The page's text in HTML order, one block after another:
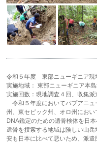
令和５年度 東部ニューギニア現
実施地域： 東部ニューギニア本
実施回数：現地調査４回、収集派
令和５年度においてパプアニュ
州、東セピック州、オロ州にお
DNA鑑定のための遺骨検体を日本
遺骨を捜索する地域は険しい山
安も日本に比べて悪いため、派